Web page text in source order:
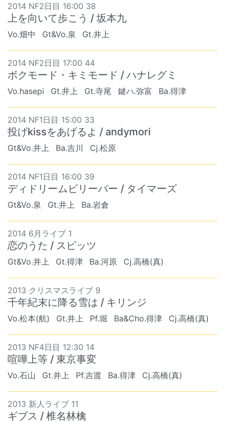
2014 NF2日目 16:00 38
上を向いて歩こう / 坂本九
Vo.畑中 Gt&Vo.泉 Gt.井上
2014 NF2日目 17:00 44
ボクモード・キミモード / ハナレグミ
Vo.hasepi Gt.井上 Gt.寺尾 鍵ハ.弥富 Ba.得津
2014 NF1日目 15:00 33
投げkissをあげるよ / andymori
Gt&Vo.井上 Ba.吉川 Cj.松原
2014 NF1日目 16:00 39
ディドリームビリーバー / タイマーズ
Gt&Vo.泉 Gt.井上 Ba.岩倉
2014 6月ライブ 1
恋のうた / スピッツ
Gt&Vo.井上 Gt.得津 Ba.河原 Cj.高橋(真)
2013 クリスマスライブ 9
千年紀末に降る雪は / キリンジ
Vo.松本(航) Gt.井上 Pf.堀 Ba&Cho.得津 Cj.高橋(真)
2013 NF4日目 12:30 14
喧嘩上等 / 東京事変
Vo.石山 Gt.井上 Pf.吉渡 Ba.得津 Cj.高橋(真)
2013 新人ライブ 11
ギブス / 椎名林檎